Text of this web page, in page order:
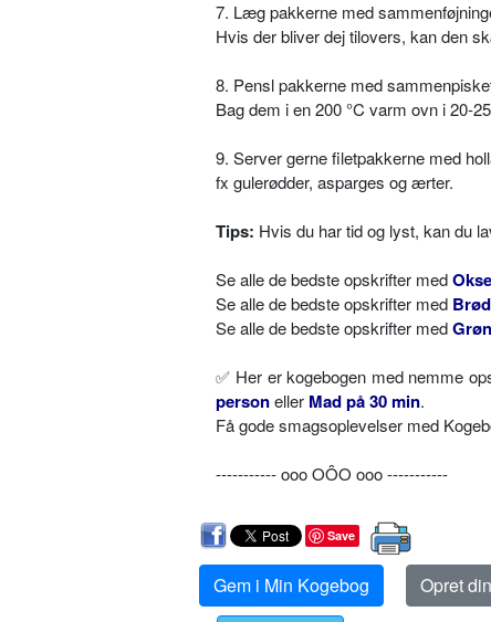
7. Læg pakkerne med
Hvis der bliver dej tilovers, kan den
8. Pensl pakkerne med
Bag dem i en 200 °C varm ovn i 20-
9. Server gerne filetpakkerne med
fx gulerødder, asparges og ærter.
Tips: Hvis du har tid og lyst, kan du
Se alle de bedste opskrifter med
Se alle de bedste opskrifter med Brød
Se alle de bedste opskrifter med
✅ Her er kogebogen med nemme
personeller Mad på 30 min.
Få gode smagsoplevelser med
----------- ooo OÔO ooo -----------
Save
Gem i Min Kogebog Opret